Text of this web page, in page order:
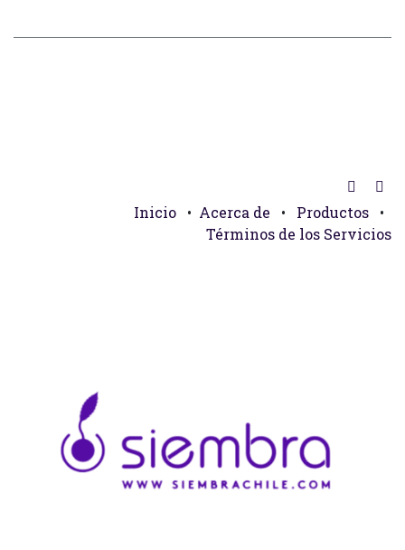
Inicio • Acerca de • Productos
•
Términos de los Servicios